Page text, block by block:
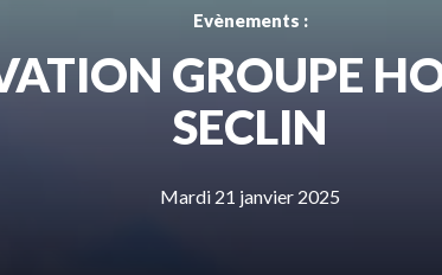
Evènements :
GROUPE
SECLIN
Mardi 21 janvier 2025